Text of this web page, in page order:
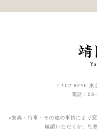
〒102-8246 東
電話：
※祭典・行事・その他の事情により
確認いただくか、社